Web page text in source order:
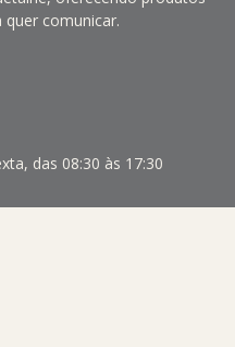
comunicar.
das 08:30 às 17:30